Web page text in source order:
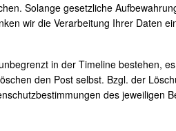
Solange gesetzliche
wir die Verarbeitung Ihrer Daten
in der Timeline bestehen,
den Post selbst. Bzgl. der
des jeweiligen